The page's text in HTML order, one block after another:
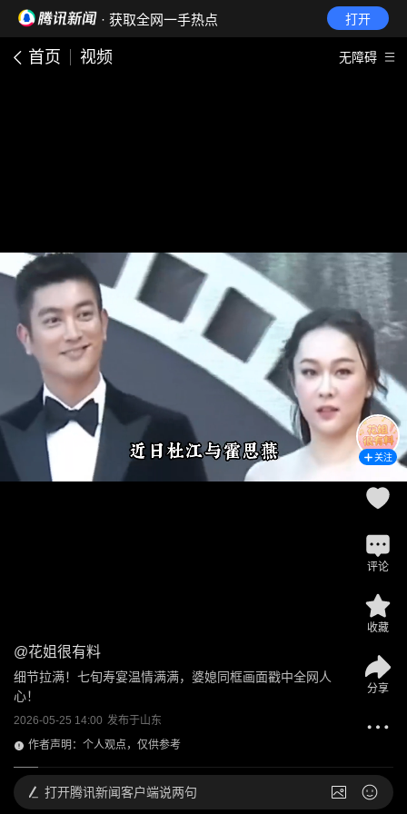
· 获取全网一手热点 打开
首页 视频 无障碍
@花姐很有料
细节拉满！七旬寿宴温情满满，婆媳同框画面戳中全网人
心！
2026-05-25 14:00 发布于山东
作者声明：个人观点，仅供参考
关注
评论
收藏
分享
打开腾讯新闻客户端说两句